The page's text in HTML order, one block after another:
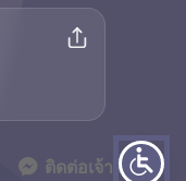
ติดต่อเจ้าหน้าที่